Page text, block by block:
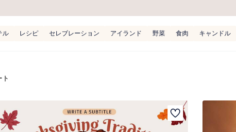
ル レシピ セレブレーション アイランド 野菜 食肉 キャンドル